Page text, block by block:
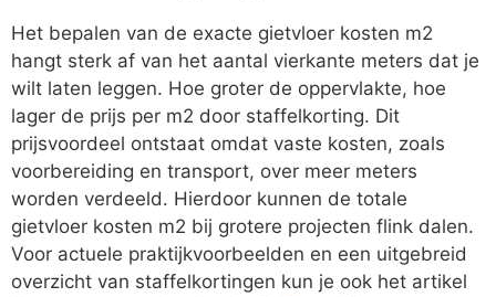
Het bepalen van de exacte gietvloer kosten m2
hangt sterk af van het aantal vierkante meters dat je
wilt laten leggen. Hoe groter de oppervlakte, hoe
lager de prijs per m2 door staffelkorting. Dit
prijsvoordeel ontstaat omdat vaste kosten, zoals
voorbereiding en transport, over meer meters
worden verdeeld. Hierdoor kunnen de totale
gietvloer kosten m2 bij grotere projecten flink dalen.
Voor actuele praktijkvoorbeelden en een uitgebreid
overzicht van staffelkortingen kun je ook het artikel